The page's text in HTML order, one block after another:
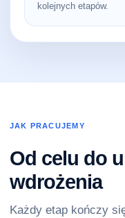
kolejnych etapów.
JAK PRACUJEMY
Od celu do
wdrożenia
Każdy etap kończy